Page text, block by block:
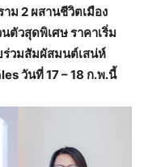
ม 2 ผสานชีวิตเมือง
ตัวสุดพิเศษ ราคาเริ่ม
ร่วมสัมผัสมนต์เสน่ห์
วันที่ 17 – 18 ก.พ.นี้